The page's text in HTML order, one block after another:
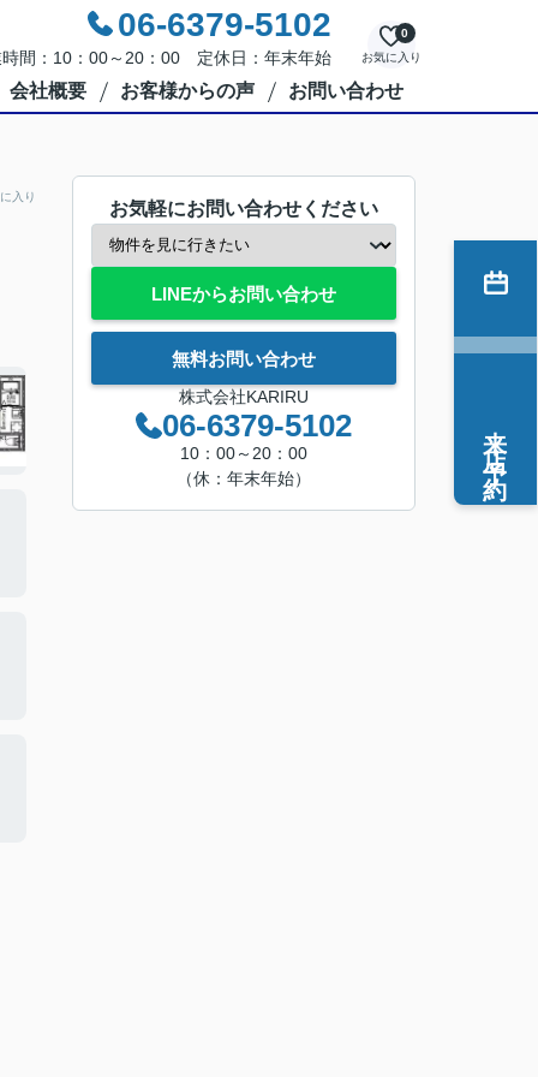
06-6379-5102
間：10：00～20：00 定休日：年末年始 お気に入り
0
会社概要 お客様からの声 お問い合わせ
入り
お気軽にお問い合わせください
LINEからお問い合わせ
無料お問い合わせ
株式会社KARIRU
06-6379-5102
10：00～20：00
（休：年末年始）
来店予約